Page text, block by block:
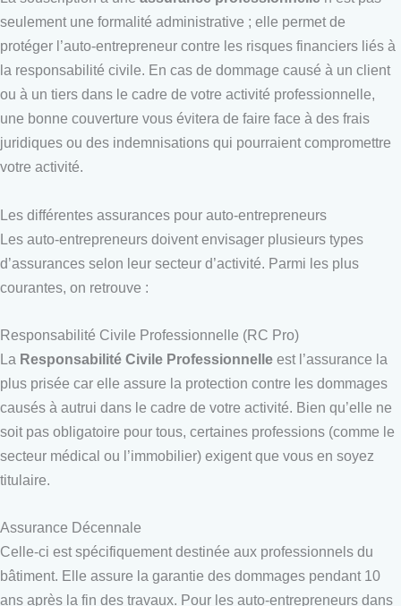
seulement une formalité administrative ; elle permet de
protéger l’auto-entrepreneur contre les risques financiers liés à
la responsabilité civile. En cas de dommage causé à un client
ou à un tiers dans le cadre de votre activité professionnelle,
une bonne couverture vous évitera de faire face à des frais
juridiques ou des indemnisations qui pourraient compromettre
votre activité.
Les différentes assurances pour auto-entrepreneurs
Les auto-entrepreneurs doivent envisager plusieurs types
d’assurances selon leur secteur d’activité. Parmi les plus
courantes, on retrouve :
Responsabilité Civile Professionnelle (RC Pro)
La Responsabilité Civile Professionnelle est l’assurance la
plus prisée car elle assure la protection contre les dommages
causés à autrui dans le cadre de votre activité. Bien qu’elle ne
soit pas obligatoire pour tous, certaines professions (comme le
secteur médical ou l’immobilier) exigent que vous en soyez
titulaire.
Assurance Décennale
Celle-ci est spécifiquement destinée aux professionnels du
bâtiment. Elle assure la garantie des dommages pendant 10
ans après la fin des travaux. Pour les auto-entrepreneurs dans